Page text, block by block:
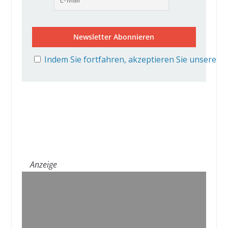
Indem Sie fortfahren, akzeptieren Sie unsere
Anzeige